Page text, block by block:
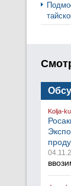
Kolja-